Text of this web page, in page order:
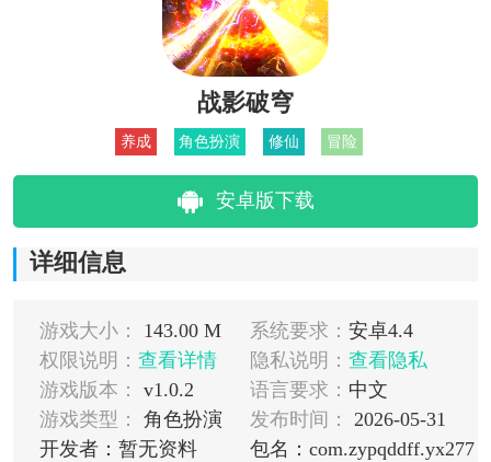
挂机养成
战影破穹
养成 角色扮演 修仙 冒险
安卓版下载
详细信息
游戏大小： 143.00 M 系统要求： 安卓4.4
权限说明： 查看详情 隐私说明： 查看隐私
游戏版本：
v1.0.2 语言要求： 中文
游戏类型：
角色扮演 发布时间：
2026-05-31
开发者：暂无资料
包名：com.zypqddff.yx277